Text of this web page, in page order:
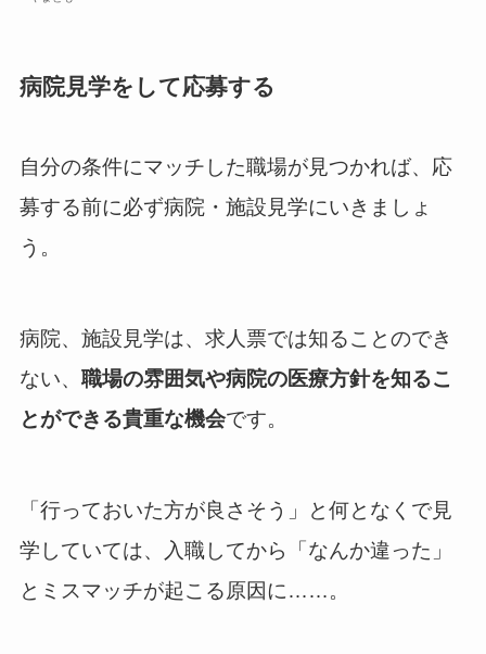
病院見学をして応募する
自分の条件にマッチした職場が見つかれば、応
募する前に必ず病院・施設見学にいきましょ
う。
病院、施設見学は、求人票では知ることのでき
ない、 職場の雰囲気や病院の医療方針を知るこ
とができる貴重な機会です。
「行っておいた方が良さそう」と何となくで見
学していては、入職してから「なんか違った」
とミスマッチが起こる原因に……。